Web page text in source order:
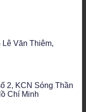
Văn Thiêm,
2, KCN Sóng Thần
Chí Minh